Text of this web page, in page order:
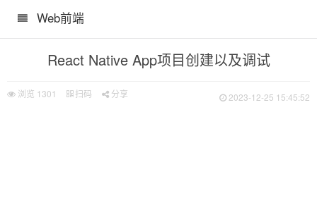
Web前端
React Native App项目创建以及调试
浏览 1301 扫码 分享 2023-12-25 15:45:52